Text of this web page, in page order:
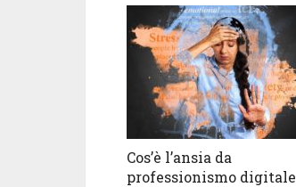
Cos’è l’ansia da
professionismo digitale